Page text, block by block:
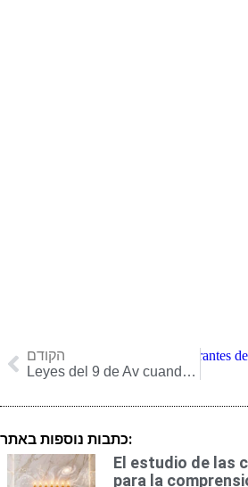
הקודם
Leyes del 9 de Av cuando cae un sábado por la noche
הבא El salario de los integrantes
כתבות נוספות באתר:
El estudio de las
para la